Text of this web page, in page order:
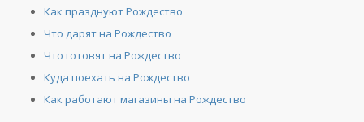
Как празднуют Рождество
Что дарят на Рождество
Что готовят на Рождество
Куда поехать на Рождество
Как работают магазины на Рождество